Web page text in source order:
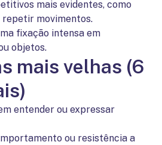
mais evidentes, como
movimentos.
fixação intensa em
objetos.
mais velhas (6
entender ou expressar
ou resistência a